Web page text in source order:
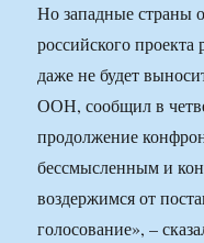
Но западные страны
российского
даже не будет
ООН, сообщил в
продолжение
бессмысленным и
воздержимся от
голосование», –